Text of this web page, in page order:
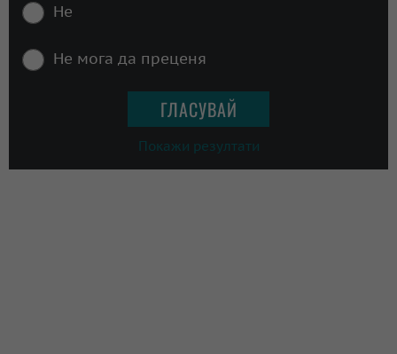
Не
Не мога да преценя
Покажи резултати